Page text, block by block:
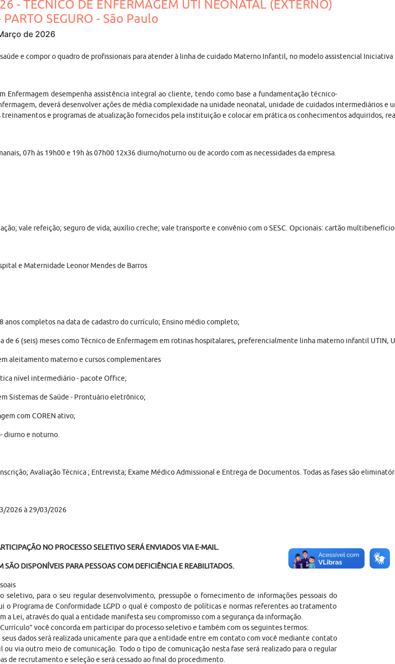
- TÉCNICO DE ENFERMAGEM UTI NEONATAL (EXTERNO)
SEGURO - São Paulo
de 2026
e compor o quadro de profissionais para atender à linha de cuidado Materno Infantil, no modelo assistencial
Enfermagem desempenha assistência integral ao cliente, tendo como base a fundamentação técnico-
deverá desenvolver ações de média complexidade na unidade neonatal, unidade de cuidados
e programas de atualização fornecidos pela instituição e colocar em prática os conhecimentos adquiridos,
07h às 19h00 e 19h às 07h00 12x36 diurno/noturno ou de acordo com as necessidades da empresa.
vale refeição; seguro de vida; auxílio creche; vale transporte e convênio com o SESC. Opcionais: cartão
e Maternidade Leonor Mendes de Barros
anos completos na data de cadastro do currículo; Ensino médio completo;
de 6 (seis) meses como Técnico de Enfermagem em rotinas hospitalares, preferencialmente linha materno infantil UTIN,
aleitamento materno e cursos complementares
nível intermediário - pacote Office;
Sistemas de Saúde - Prontuário eletrônico;
com COREN ativo;
diurno e noturno.
Avaliação Técnica ; Entrevista; Exame Médico Admissional e Entrega de Documentos. Todas as fases são
2026 à 29/03/2026
NO PROCESSO SELETIVO SERÁ ENVIADOS VIA E-MAIL.
SÃO DISPONÍVEIS PARA PESSOAS COM DEFICIÊNCIA E REABILITADOS.
seletivo, para o seu regular desenvolvimento, pressupõe o fornecimento de informações pessoais do
o Programa de Conformidade LGPD o qual é composto de políticas e normas referentes ao tratamento
a Lei, através do qual a entidade manifesta seu compromisso com a segurança da informação.
você concorda em participar do processo seletivo e também com os seguintes termos:
seus dados será realizada unicamente para que a entidade entre em contato com você mediante contato
via outro meio de comunicação. Todo o tipo de comunicação nesta fase será realizado para o regular
de recrutamento e seleção e será cessado ao final do procedimento.